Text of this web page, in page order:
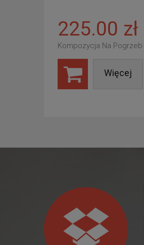
225.00 zł
Kompozycja Na Pogrzeb
Więcej